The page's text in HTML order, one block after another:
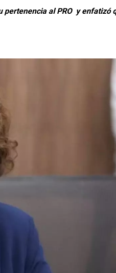
al PRO y